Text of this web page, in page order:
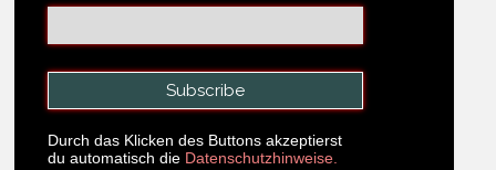
Durch das Klicken des Buttons akzeptierst
du automatisch die Datenschutzhinweise.